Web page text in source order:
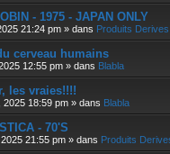
- 1975 - JAPAN ONLY
21:24 pm » dans Produits Derives
cerveau humains
12:55 pm » dans Blabla
les vraies!!!!
2025 18:59 pm » dans Blabla
- 70'S
21:55 pm » dans Produits